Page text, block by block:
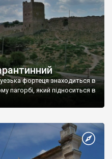
фортеця знаходиться в
пагорбі, який підноситься в